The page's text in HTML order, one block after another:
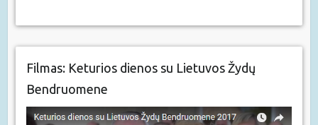
Filmas: Keturios dienos su Lietuvos Žydų
Bendruomene